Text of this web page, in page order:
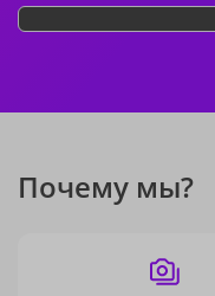
Почему мы?